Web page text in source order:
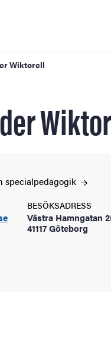
Wiktorell
specialpedagogik
BESÖKSADRESS
Västra Hamngatan
41117 Göteborg